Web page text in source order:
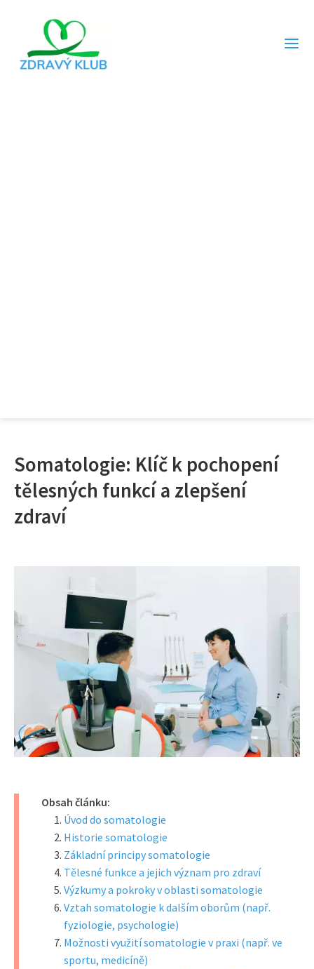
Somatologie: Klíč k pochopení
tělesných funkcí a zlepšení
zdraví
Obsah článku:
Úvod do somatologie
Historie somatologie
Základní principy somatologie
Tělesné funkce a jejich význam pro zdraví
Výzkumy a pokroky v oblasti somatologie
Vztah somatologie k dalším oborům (např.
fyziologie, psychologie)
Možnosti využití somatologie v praxi (např. ve
sportu, medicíně)